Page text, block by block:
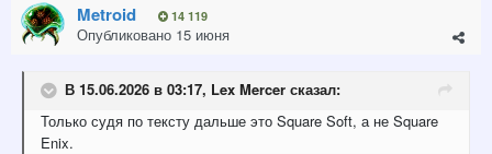
Metroid 14 119
Опубликовано 15 июня
В 15.06.2026 в 03:17, Lex Mercer сказал:
Только судя по тексту дальше это Square Soft, а не Square
Enix.